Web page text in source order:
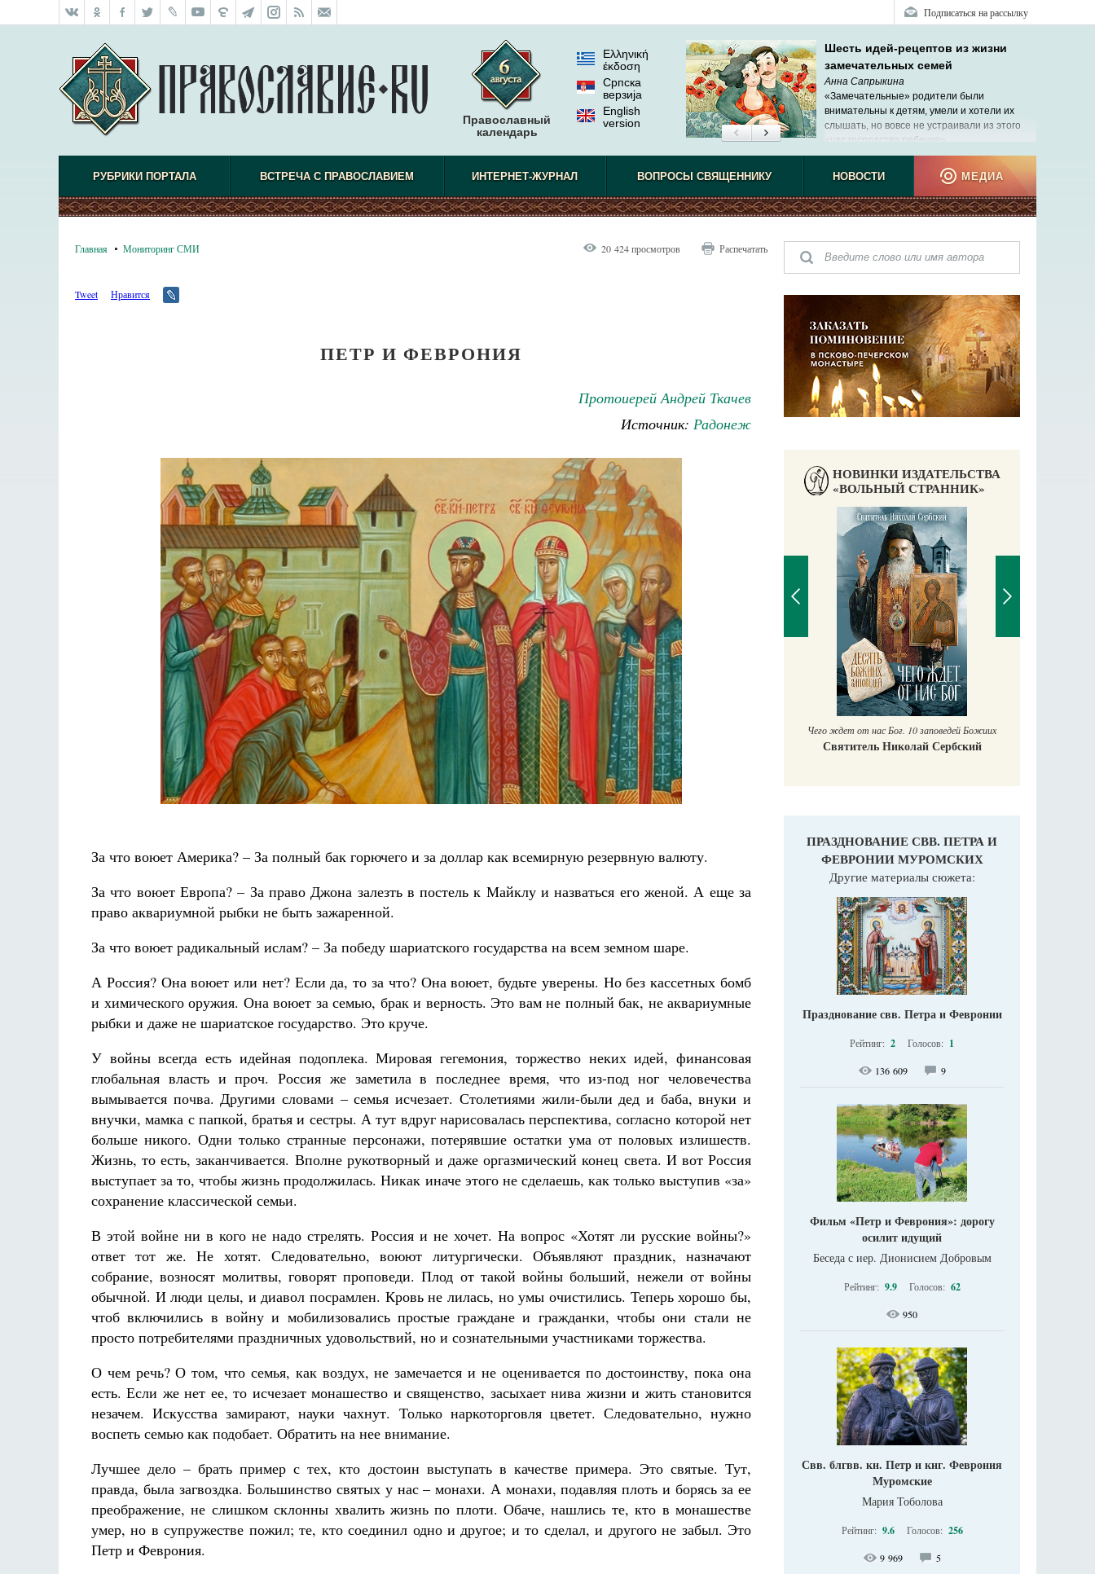
Подписаться на рассылку
Православный
календарь
Ελληνική
έκδοση
Српска
верзиjа
English
version
Шесть идей-рецептов из жизни
замечательных семей
Анна Сапрыкина
«Замечательные» родители были
внимательны к детям, умели и хотели их
слышать, но вовсе не устраивали из этого
«час господства ребенка».
РУБРИКИ ПОРТАЛА ВСТРЕЧА С ПРАВОСЛАВИЕМ ИНТЕРНЕТ-ЖУРНАЛ ВОПРОСЫ СВЯЩЕННИКУ НОВОСТИ МЕДИА
Главная Мониторинг СМИ 20 424 просмотров Распечатать
Tweet Нравится
ПЕТР И ФЕВРОНИЯ
Протоиерей Андрей Ткачев
Источник: Радонеж
За что воюет Америка? – За полный бак горючего и за доллар как всемирную резервную валюту.
За что воюет Европа? – За право Джона залезть в постель к Майклу и назваться его женой. А еще за
право аквариумной рыбки не быть зажаренной.
За что воюет радикальный ислам? – За победу шариатского государства на всем земном шаре.
А Россия? Она воюет или нет? Если да, то за что? Она воюет, будьте уверены. Но без кассетных бомб
и химического оружия. Она воюет за семью, брак и верность. Это вам не полный бак, не аквариумные
рыбки и даже не шариатское государство. Это круче.
У войны всегда есть идейная подоплека. Мировая гегемония, торжество неких идей, финансовая
глобальная власть и проч. Россия же заметила в последнее время, что из-под ног человечества
вымывается почва. Другими словами – семья исчезает. Столетиями жили-были дед и баба, внуки и
внучки, мамка с папкой, братья и сестры. А тут вдруг нарисовалась перспектива, согласно которой нет
больше никого. Одни только странные персонажи, потерявшие остатки ума от половых излишеств.
Жизнь, то есть, заканчивается. Вполне рукотворный и даже оргазмический конец света. И вот Россия
выступает за то, чтобы жизнь продолжилась. Никак иначе этого не сделаешь, как только выступив «за»
сохранение классической семьи.
В этой войне ни в кого не надо стрелять. Россия и не хочет. На вопрос «Хотят ли русские войны?»
ответ тот же. Не хотят. Следовательно, воюют литургически. Объявляют праздник, назначают
собрание, возносят молитвы, говорят проповеди. Плод от такой войны больший, нежели от войны
обычной. И люди целы, и диавол посрамлен. Кровь не лилась, но умы очистились. Теперь хорошо бы,
чтоб включились в войну и мобилизовались простые граждане и гражданки, чтобы они стали не
просто потребителями праздничных удовольствий, но и сознательными участниками торжества.
О чем речь? О том, что семья, как воздух, не замечается и не оценивается по достоинству, пока она
есть. Если же нет ее, то исчезает монашество и священство, засыхает нива жизни и жить становится
незачем. Искусства замирают, науки чахнут. Только наркоторговля цветет. Следовательно, нужно
воспеть семью как подобает. Обратить на нее внимание.
Лучшее дело – брать пример с тех, кто достоин выступать в качестве примера. Это святые. Тут,
правда, была загвоздка. Большинство святых у нас – монахи. А монахи, подавляя плоть и борясь за ее
преображение, не слишком склонны хвалить жизнь по плоти. Обаче, нашлись те, кто в монашестве
умер, но в супружестве пожил; те, кто соединил одно и другое; и то сделал, и другого не забыл. Это
Петр и Феврония.
НОВИНКИ ИЗДАТЕЛЬСТВА
«ВОЛЬНЫЙ СТРАННИК»
Разлуки не будет
Фредерика де Грааф Как найти своё место в жизни
Кирилл Мурышев
Великомученик Георгий Победоносец. Научись у
святого
Роман Котов Чего ждет от нас Бог. 10 заповедей Божиих
Святитель Николай Сербский
ПРАЗДНОВАНИЕ СВВ. ПЕТРА И
ФЕВРОНИИ МУРОМСКИХ
Другие материалы сюжета:
Празднование свв. Петра и Февронии
Рейтинг: 2 Голосов: 1
136 609 9
Фильм «Петр и Феврония»: дорогу
осилит идущий
Беседа с иер. Дионисием Добровым
Рейтинг: 9.9 Голосов: 62
950
Свв. блгвв. кн. Петр и кнг. Феврония
Муромские
Мария Тоболова
Рейтинг: 9.6 Голосов: 256
9 969 5